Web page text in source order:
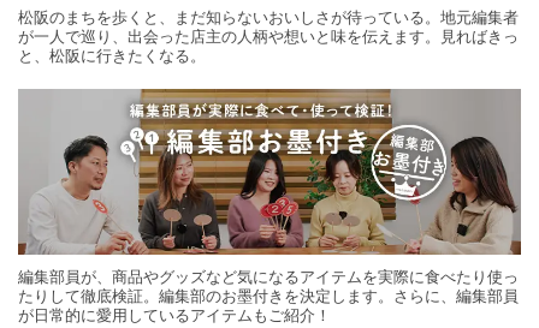
松阪のまちを歩くと、まだ知らないおいしさが待っている。地元編集者
が一人で巡り、出会った店主の人柄や想いと味を伝えます。見ればきっ
と、松阪に行きたくなる。
編集部員が、商品やグッズなど気になるアイテムを実際に食べたり使っ
たりして徹底検証。編集部のお墨付きを決定します。さらに、編集部員
が日常的に愛用しているアイテムもご紹介！